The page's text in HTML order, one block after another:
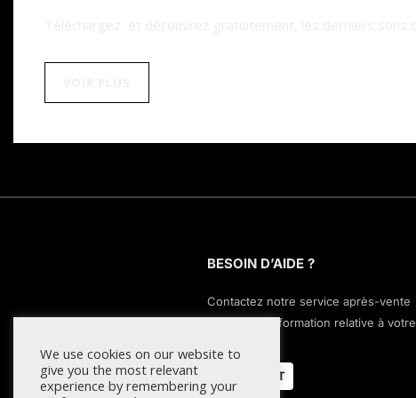
BESOIN D’AIDE ?
Contactez notre service après-vente
pour toute information relative à votre
CONTACT
We use cookies on our website to
give you the most relevant
experience by remembering your